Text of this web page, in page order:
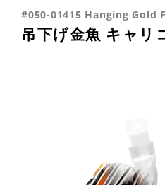
#050-01415 Hanging Gold
吊下げ金魚 キャリ